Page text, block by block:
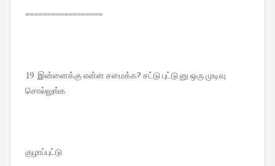
==================
19 இன்னைக்கு என்ன சமைக்க? சட்டு புட்டு னு ஒரு முடிவு
சொல்லுங்க
குழாப்புட்டு